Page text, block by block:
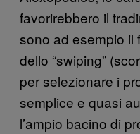
favorirebbero il
sono ad esempio il
dello “swiping”
per selezionare i
semplice e quasi
l’ampio bacino di